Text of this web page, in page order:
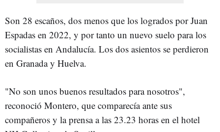
Son 28 escaños, dos menos que los logrados por Juan
Espadas en 2022, y por tanto un nuevo suelo para los
socialistas en Andalucía. Los dos asientos se perdieron
en Granada y Huelva.
"No son unos buenos resultados para nosotros",
reconoció Montero, que comparecía ante sus
compañeros y la prensa a las 23.23 horas en el hotel